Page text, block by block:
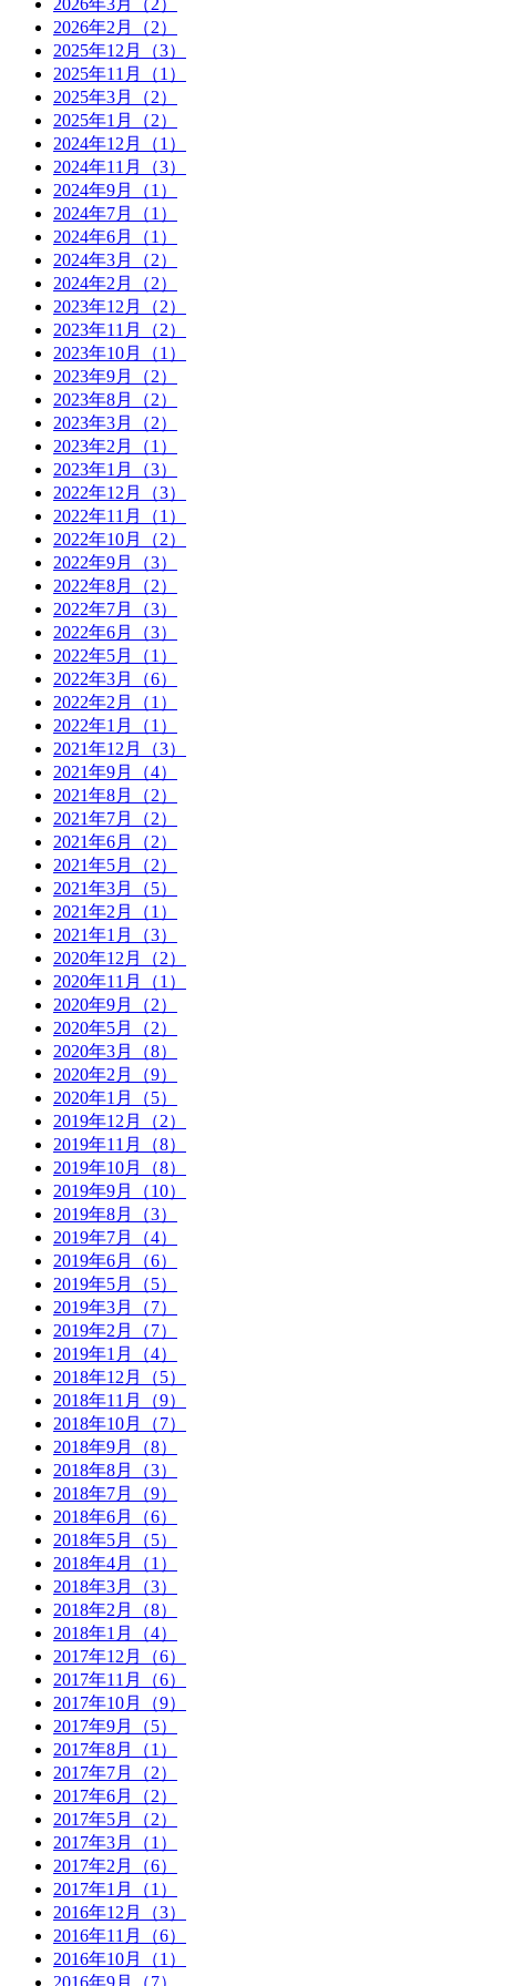
2026年3月（2）
2026年2月（2）
2025年12月（3）
2025年11月（1）
2025年3月（2）
2025年1月（2）
2024年12月（1）
2024年11月（3）
2024年9月（1）
2024年7月（1）
2024年6月（1）
2024年3月（2）
2024年2月（2）
2023年12月（2）
2023年11月（2）
2023年10月（1）
2023年9月（2）
2023年8月（2）
2023年3月（2）
2023年2月（1）
2023年1月（3）
2022年12月（3）
2022年11月（1）
2022年10月（2）
2022年9月（3）
2022年8月（2）
2022年7月（3）
2022年6月（3）
2022年5月（1）
2022年3月（6）
2022年2月（1）
2022年1月（1）
2021年12月（3）
2021年9月（4）
2021年8月（2）
2021年7月（2）
2021年6月（2）
2021年5月（2）
2021年3月（5）
2021年2月（1）
2021年1月（3）
2020年12月（2）
2020年11月（1）
2020年9月（2）
2020年5月（2）
2020年3月（8）
2020年2月（9）
2020年1月（5）
2019年12月（2）
2019年11月（8）
2019年10月（8）
2019年9月（10）
2019年8月（3）
2019年7月（4）
2019年6月（6）
2019年5月（5）
2019年3月（7）
2019年2月（7）
2019年1月（4）
2018年12月（5）
2018年11月（9）
2018年10月（7）
2018年9月（8）
2018年8月（3）
2018年7月（9）
2018年6月（6）
2018年5月（5）
2018年4月（1）
2018年3月（3）
2018年2月（8）
2018年1月（4）
2017年12月（6）
2017年11月（6）
2017年10月（9）
2017年9月（5）
2017年8月（1）
2017年7月（2）
2017年6月（2）
2017年5月（2）
2017年3月（1）
2017年2月（6）
2017年1月（1）
2016年12月（3）
2016年11月（6）
2016年10月（1）